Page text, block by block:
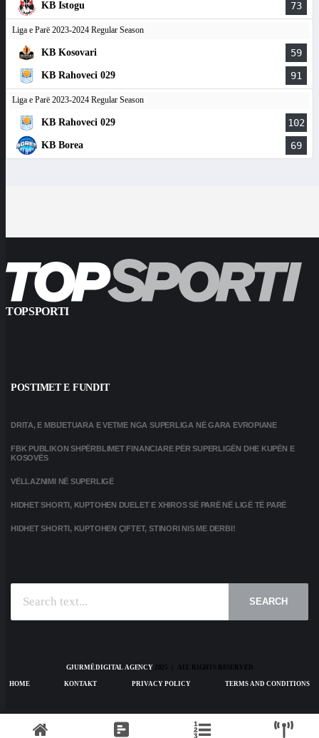
KB Istogu 73
Liga e Parë 2023-2024 Regular Season
KB Kosovari 59
KB Rahoveci 029 91
Liga e Parë 2023-2024 Regular Season
KB Rahoveci 029 102
KB Borea 69
TOPSPORTI
POSTIMET E FUNDIT
DRITA, E MBIJETUARA E VETME NGA SUPERLIGA NË GARA EVROPIANE
FBK PUBLIKON SHPËRBLIMET FINANCIARE PËR SUPERLIGËN DHE KUPËN E
KOSOVËS
VËLLAZNIMI NË SUPERLIGË
HIDHET SHORTI, KUPTOHEN DUELET E XHIROS SË PARË NË LIGË TË PARË
HIDHET SHORTI, KUPTOHEN ÇIFTET, STINORI NIS ME DERBI!
SEARCH
GJURMË DIGITAL AGENCY2025 | ALL RIGHTS RESERVED
HOME KONTAKT PRIVACY POLICY TERMS AND CONDITIONS